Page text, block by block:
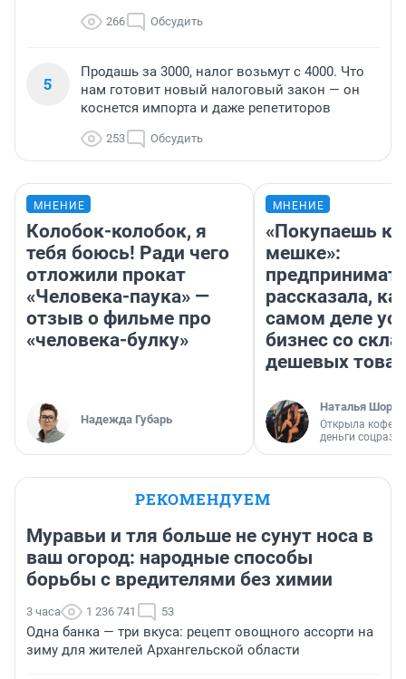
266 Обсудить
5
Продашь за 3000, налог возьмут с 4000. Что
нам готовит новый налоговый закон — он
коснется импорта и даже репетиторов
253 Обсудить
МНЕНИЕ
Колобок-колобок, я
тебя боюсь! Ради чего
отложили прокат
«Человека-паука» —
отзыв о фильме про
«человека-булку»
Надежда Губарь
МНЕНИЕ
«Покупаешь
мешке»:
рассказала,
самом деле
бизнес со
дешевых
Наталья
Открыла
деньги
РЕКОМЕНДУЕМ
Муравьи и тля больше не сунут носа в
ваш огород: народные способы
борьбы с вредителями без химии
3 часа 1 236 741 53
Одна банка — три вкуса: рецепт овощного ассорти на
зиму для жителей Архангельской области